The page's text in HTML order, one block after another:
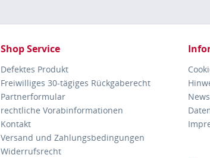
Shop Service
Defektes Produkt
Freiwilliges 30-tägiges Rückgaberecht
Partnerformular
rechtliche Vorabinformationen
Kontakt
Versand und Zahlungsbedingungen
Widerrufsrecht